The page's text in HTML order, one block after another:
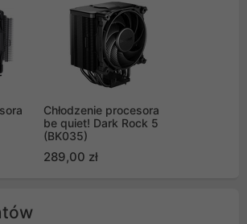
Chłodzenie procesora
be quiet! Dark Rock 5
(BK035)
289,00 zł